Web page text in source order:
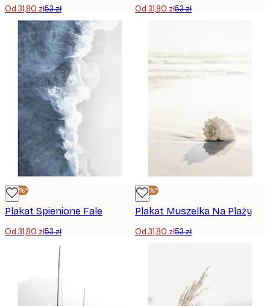
Od 31,80 zł53 zł Od 31,80 zł53 zł
-40%*
Plakat Spienione Fale
Od 31,80 zł53 zł
-40%*
Plakat Muszelka Na Plaży
Od 31,80 zł53 zł